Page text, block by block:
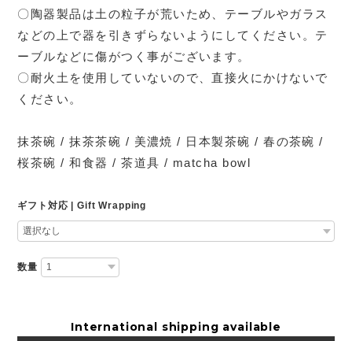
〇陶器製品は土の粒子が荒いため、テーブルやガラス
などの上で器を引きずらないようにしてください。テ
ーブルなどに傷がつく事がございます。
〇耐火土を使用していないので、直接火にかけないで
ください。
抹茶碗 / 抹茶茶碗 / 美濃焼 / 日本製茶碗 / 春の茶碗 /
桜茶碗 / 和食器 / 茶道具 / matcha bowl
ギフト対応 | Gift Wrapping
数量
International shipping available